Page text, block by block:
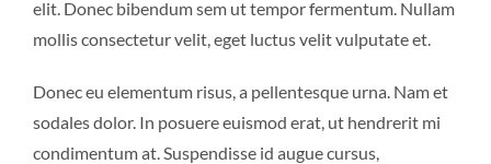
elit. Donec bibendum sem ut tempor fermentum. Nullam
mollis consectetur velit, eget luctus velit vulputate et.
Donec eu elementum risus, a pellentesque urna. Nam et
sodales dolor. In posuere euismod erat, ut hendrerit mi
condimentum at. Suspendisse id augue cursus,